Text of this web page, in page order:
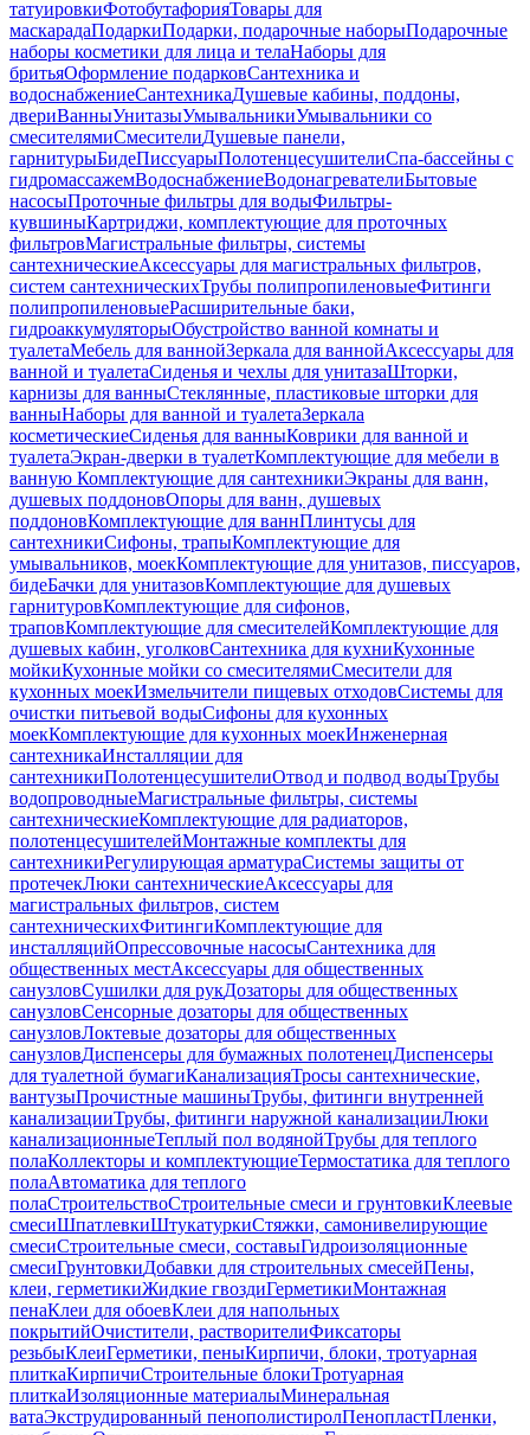
татуировкиФотобутафорияТовары для
маскарадаПодаркиПодарки, подарочные наборыПодарочные
наборы косметики для лица и телаНаборы для
бритьяОформление подарковСантехника и
водоснабжениеСантехникаДушевые кабины, поддоны,
двериВанныУнитазыУмывальникиУмывальники со
смесителямиСмесителиДушевые панели,
гарнитурыБидеПиссуарыПолотенцесушителиСпа-бассейны с
гидромассажемВодоснабжениеВодонагревателиБытовые
насосыПроточные фильтры для водыФильтры-
кувшиныКартриджи, комплектующие для проточных
фильтровМагистральные фильтры, системы
сантехническиеАксессуары для магистральных фильтров,
систем сантехническихТрубы полипропиленовыеФитинги
полипропиленовыеРасширительные баки,
гидроаккумуляторыОбустройство ванной комнаты и
туалетаМебель для ваннойЗеркала для ваннойАксессуары для
ванной и туалетаСиденья и чехлы для унитазаШторки,
карнизы для ванныСтеклянные, пластиковые шторки для
ванныНаборы для ванной и туалетаЗеркала
косметическиеСиденья для ванныКоврики для ванной и
туалетаЭкран-дверки в туалетКомплектующие для мебели в
ванную Комплектующие для сантехникиЭкраны для ванн,
душевых поддоновОпоры для ванн, душевых
поддоновКомплектующие для ваннПлинтусы для
сантехникиСифоны, трапыКомплектующие для
умывальников, моекКомплектующие для унитазов, писсуаров,
бидеБачки для унитазовКомплектующие для душевых
гарнитуровКомплектующие для сифонов,
траповКомплектующие для смесителейКомплектующие для
душевых кабин, уголковСантехника для кухниКухонные
мойкиКухонные мойки со смесителямиСмесители для
кухонных моекИзмельчители пищевых отходовСистемы для
очистки питьевой водыСифоны для кухонных
моекКомплектующие для кухонных моекИнженерная
сантехникаИнсталляции для
сантехникиПолотенцесушителиОтвод и подвод водыТрубы
водопроводныеМагистральные фильтры, системы
сантехническиеКомплектующие для радиаторов,
полотенцесушителейМонтажные комплекты для
сантехникиРегулирующая арматураСистемы защиты от
протечекЛюки сантехническиеАксессуары для
магистральных фильтров, систем
сантехническихФитингиКомплектующие для
инсталляцийОпрессовочные насосыСантехника для
общественных местАксессуары для общественных
санузловСушилки для рукДозаторы для общественных
санузловСенсорные дозаторы для общественных
санузловЛоктевые дозаторы для общественных
санузловДиспенсеры для бумажных полотенецДиспенсеры
для туалетной бумагиКанализацияТросы сантехнические,
вантузыПрочистные машиныТрубы, фитинги внутренней
канализацииТрубы, фитинги наружной канализацииЛюки
канализационныеТеплый пол водянойТрубы для теплого
полаКоллекторы и комплектующиеТермостатика для теплого
полаАвтоматика для теплого
полаСтроительствоСтроительные смеси и грунтовкиКлеевые
смесиШпатлевкиШтукатуркиСтяжки, самонивелирующие
смесиСтроительные смеси, составыГидроизоляционные
смесиГрунтовкиДобавки для строительных смесейПены,
клеи, герметикиЖидкие гвоздиГерметикиМонтажная
пенаКлеи для обоевКлеи для напольных
покрытийОчистители, растворителиФиксаторы
резьбыКлеиГерметики, пеныКирпичи, блоки, тротуарная
плиткаКирпичиСтроительные блокиТротуарная
плиткаИзоляционные материалыМинеральная
ватаЭкструдированный пенополистиролПенопластПленки,